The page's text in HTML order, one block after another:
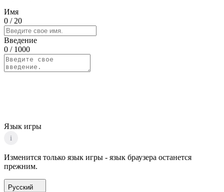
Имя
0 / 20
Введение
0 / 1000
Язык игры
i
Изменится только язык игры - язык браузера останется
прежним.
Русский